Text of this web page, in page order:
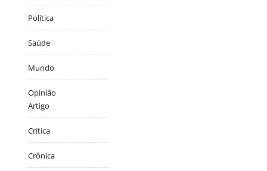
Política
Saúde
Mundo
Opinião
Artigo
Crítica
Crônica